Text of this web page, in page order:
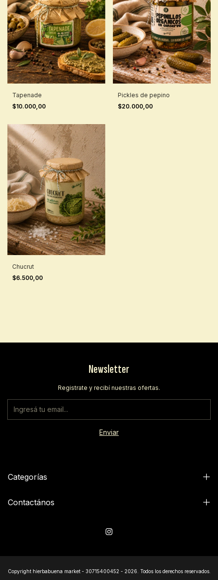
Tapenade
$10.000,00
Pickles de pepino
$20.000,00
Chucrut
$6.500,00
Newsletter
Registrate y recibí nuestras ofertas.
Categorías
Contactános
Copyright hierbabuena market - 30715400452 - 2026. Todos los derechos reservados.